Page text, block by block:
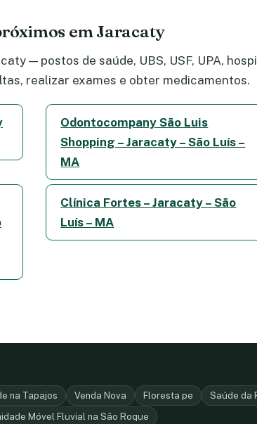
em Jaracaty
— postos de saúde, UBS, USF, UPA,
realizar exames e obter medicamentos.
Odontocompany São Luis
Shopping – Jaracaty – São Luís –
MA
Clínica Fortes – Jaracaty – São
Luís – MA
na Tapajos Venda Nova Floresta pe Saúde da
Móvel Fluvial na São Roque